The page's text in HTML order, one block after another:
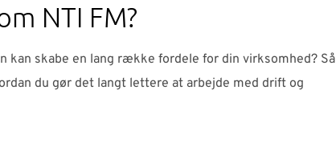
NTI FM?
kan skabe en lang række fordele for din virksomhed? Så
du gør det langt lettere at arbejde med drift og